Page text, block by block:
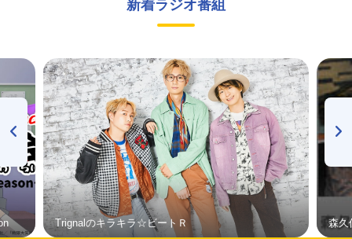
新着ラジオ番組
Trignalのキラキラ☆ビートＲ 森久